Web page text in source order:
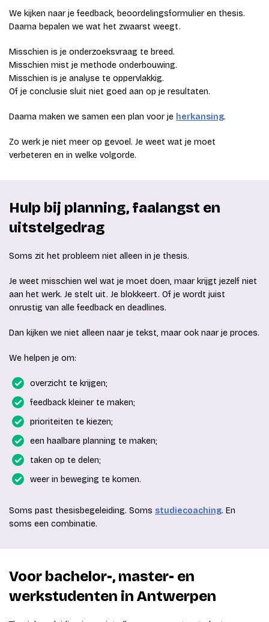
We kijken naar je feedback, beoordelingsformulier en thesis.
Daarna bepalen we wat het zwaarst weegt.
Misschien is je onderzoeksvraag te breed.
Misschien mist je methode onderbouwing.
Misschien is je analyse te oppervlakkig.
Of je conclusie sluit niet goed aan op je resultaten.
Daarna maken we samen een plan voor je herkansing.
Zo werk je niet meer op gevoel. Je weet wat je moet
verbeteren en in welke volgorde.
Hulp bij planning, faalangst en
uitstelgedrag
Soms zit het probleem niet alleen in je thesis.
Je weet misschien wel wat je moet doen, maar krijgt jezelf niet
aan het werk. Je stelt uit. Je blokkeert. Of je wordt juist
onrustig van alle feedback en deadlines.
Dan kijken we niet alleen naar je tekst, maar ook naar je proces.
We helpen je om:
overzicht te krijgen;
feedback kleiner te maken;
prioriteiten te kiezen;
een haalbare planning te maken;
taken op te delen;
weer in beweging te komen.
Soms past thesisbegeleiding. Soms studiecoaching. En
soms een combinatie.
Voor bachelor-, master- en
werkstudenten in Antwerpen